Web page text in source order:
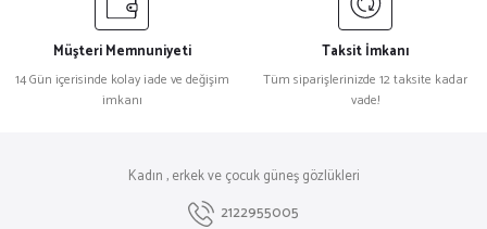
Müşteri Memnuniyeti
14 Gün içerisinde kolay iade ve değişim
imkanı
Taksit İmkanı
Tüm siparişlerinizde 12 taksite kadar
vade!
Kadın , erkek ve çocuk güneş gözlükleri
2122955005